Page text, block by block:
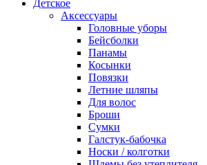
Детское
Аксессуары
Головные уборы
Бейсболки
Панамы
Косынки
Повязки
Летние шляпы
Для волос
Броши
Сумки
Галстук-бабочка
Носки / колготки